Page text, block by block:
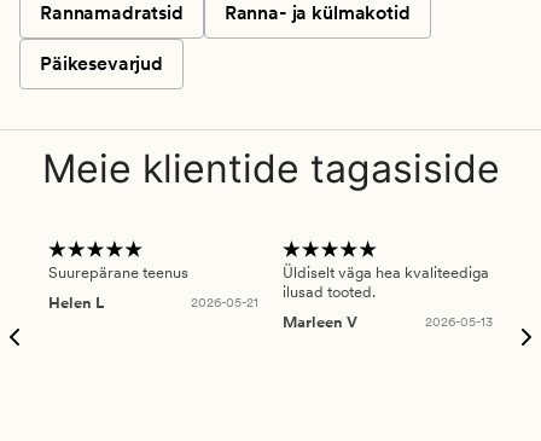
Rannamadratsid Ranna- ja külmakotid
Päikesevarjud
Meie klientide tagasiside
Suurepärane teenus
Helen L
2026-05-21
Üldiselt väga hea kvaliteediga
ilusad tooted.
Marleen V
2026-05-13